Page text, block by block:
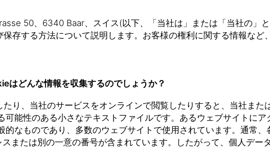
50、6340 Baar、スイス(以下、「当社は」または「当社の」
保存する方法について説明します。お客様の権利に関する情報な
はどんな情報を収集するのでしょうか？
り、当社のサービスをオンラインで閲覧したりすると、当社ま
可能性のある小さなテキストファイルです。あるウェブサイトに
的なものであり、多数のウェブサイトで使用されています。通常
または別の一意の番号が含まれています。したがって、個人デ